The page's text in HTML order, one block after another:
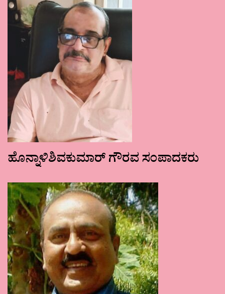
ಹೊನ್ನಾಳಿಶಿವಕುಮಾರ್ ಗೌರವ ಸಂಪಾದಕರು